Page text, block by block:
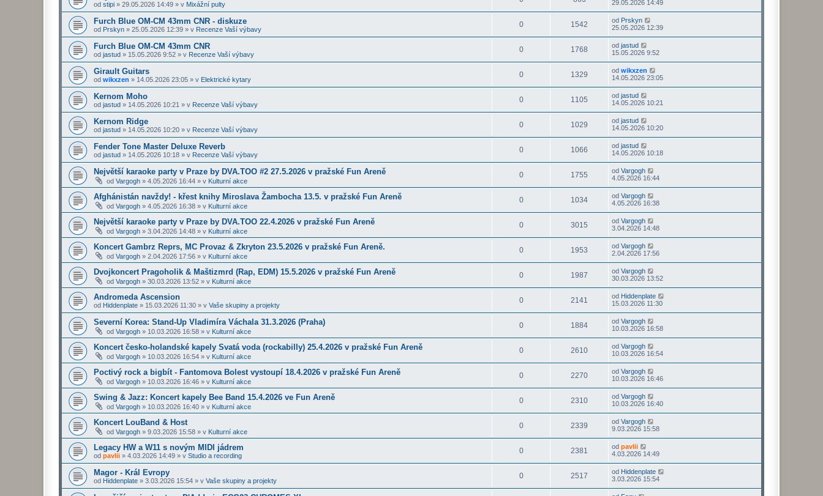
od stipi » 29.05.2026 14:49 » v Mixážní pulty
29.05.2026 14:49
Furch Blue OM-CM 43mm CNR - diskuze
od Prskyn » 25.05.2026 12:39 » v Recenze Vaší výbavy
0 1542 od Prskyn
25.05.2026 12:39
Furch Blue OM-CM 43mm CNR
od jastud » 15.05.2026 9:52 » v Recenze Vaší výbavy
0 1768 od jastud
15.05.2026 9:52
Girault Guitars
od wikxzen » 14.05.2026 23:05 » v Elektrické kytary
0 1329 od wikxzen
14.05.2026 23:05
Kernom Moho
od jastud » 14.05.2026 10:21 » v Recenze Vaší výbavy
0 1105 od jastud
14.05.2026 10:21
Kernom Ridge
od jastud » 14.05.2026 10:20 » v Recenze Vaší výbavy
0 1029 od jastud
14.05.2026 10:20
Fender Tone Master Deluxe Reverb
od jastud » 14.05.2026 10:18 » v Recenze Vaší výbavy
0 1066 od jastud
14.05.2026 10:18
Největší karaoke party v Praze by DVA.TOO #2 27.5.2026 v pražské Fun Areně
od Vargogh » 4.05.2026 16:44 » v Kulturní akce
0 1755 od Vargogh
4.05.2026 16:44
Afghánistán navždy! - křest knihy Miroslava Žambocha 13.5. v pražské Fun Areně
od Vargogh » 4.05.2026 16:38 » v Kulturní akce
0 1034 od Vargogh
4.05.2026 16:38
Největší karaoke party v Praze by DVA.TOO 22.4.2026 v pražské Fun Areně
od Vargogh » 3.04.2026 14:48 » v Kulturní akce
0 3015 od Vargogh
3.04.2026 14:48
Koncert Gambrz Reprs, MC Provaz & Zkryton 23.5.2026 v pražské Fun Areně.
od Vargogh » 2.04.2026 17:56 » v Kulturní akce
0 1953 od Vargogh
2.04.2026 17:56
Dvojkoncert Pragoholik & Maštizmrd (Rap, EDM) 15.5.2026 v pražské Fun Areně
od Vargogh » 30.03.2026 13:52 » v Kulturní akce
0 1987 od Vargogh
30.03.2026 13:52
Andromeda Ascension
od Hiddenplate » 15.03.2026 11:30 » v Vaše skupiny a projekty
0 2141 od Hiddenplate
15.03.2026 11:30
Severní Korea: Stand-Up Vladimíra Váchala 31.3.2026 (Praha)
od Vargogh » 10.03.2026 16:58 » v Kulturní akce
0 1884 od Vargogh
10.03.2026 16:58
Koncert česko-holandské kapely Svatá voda (rockabilly) 25.4.2026 v pražské Fun Areně
od Vargogh » 10.03.2026 16:54 » v Kulturní akce
0 2610 od Vargogh
10.03.2026 16:54
Poctivý rock a bigbít - Fantomova Bolest vystoupí 18.4.2026 v pražské Fun Areně
od Vargogh » 10.03.2026 16:46 » v Kulturní akce
0 2270 od Vargogh
10.03.2026 16:46
Swing & Jazz: Koncert kapely Bee Band 15.4.2026 ve Fun Areně
od Vargogh » 10.03.2026 16:40 » v Kulturní akce
0 2310 od Vargogh
10.03.2026 16:40
Koncert LouBand & Host
od Vargogh » 9.03.2026 15:58 » v Kulturní akce
0 2339 od Vargogh
9.03.2026 15:58
Legacy HW a W11 s novým MIDI jádrem
od pavlii » 4.03.2026 14:49 » v Studio a recording
0 2381 od pavlii
4.03.2026 14:49
Magor - Král Evropy
od Hiddenplate » 3.03.2026 15:54 » v Vaše skupiny a projekty
0 2517 od Hiddenplate
3.03.2026 15:54